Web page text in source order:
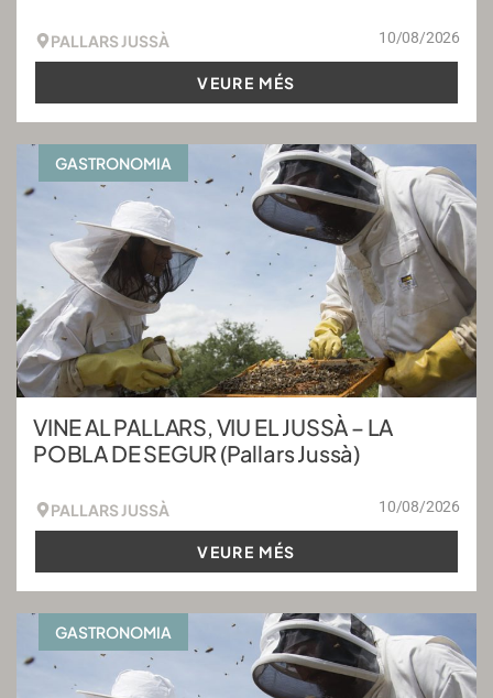
PALLARS JUSSÀ 10/08/2026
VEURE MÉS
GASTRONOMIA
VINE AL PALLARS, VIU EL JUSSÀ – LA
POBLA DE SEGUR (Pallars Jussà)
PALLARS JUSSÀ 10/08/2026
VEURE MÉS
GASTRONOMIA